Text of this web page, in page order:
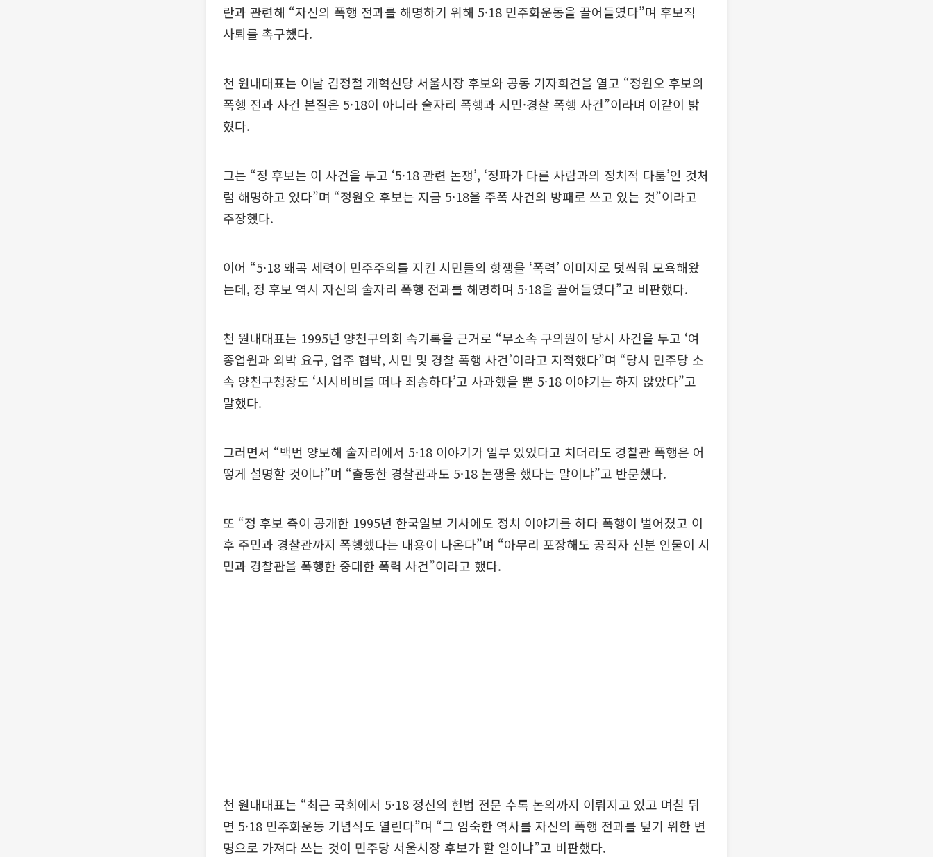
란과 관련해 “자신의 폭행 전과를 해명하기 위해 5·18 민주화운동을 끌어들였다”며 후보직
사퇴를 촉구했다.
천 원내대표는 이날 김정철 개혁신당 서울시장 후보와 공동 기자회견을 열고 “정원오 후보의
폭행 전과 사건 본질은 5·18이 아니라 술자리 폭행과 시민·경찰 폭행 사건”이라며 이같이 밝
혔다.
그는 “정 후보는 이 사건을 두고 ‘5·18 관련 논쟁’, ‘정파가 다른 사람과의 정치적 다툼’인 것처
럼 해명하고 있다”며 “정원오 후보는 지금 5·18을 주폭 사건의 방패로 쓰고 있는 것”이라고
주장했다.
이어 “5·18 왜곡 세력이 민주주의를 지킨 시민들의 항쟁을 ‘폭력’ 이미지로 덧씌워 모욕해왔
는데, 정 후보 역시 자신의 술자리 폭행 전과를 해명하며 5·18을 끌어들였다”고 비판했다.
천 원내대표는 1995년 양천구의회 속기록을 근거로 “무소속 구의원이 당시 사건을 두고 ‘여
종업원과 외박 요구, 업주 협박, 시민 및 경찰 폭행 사건’이라고 지적했다”며 “당시 민주당 소
속 양천구청장도 ‘시시비비를 떠나 죄송하다’고 사과했을 뿐 5·18 이야기는 하지 않았다”고
말했다.
그러면서 “백번 양보해 술자리에서 5·18 이야기가 일부 있었다고 치더라도 경찰관 폭행은 어
떻게 설명할 것이냐”며 “출동한 경찰관과도 5·18 논쟁을 했다는 말이냐”고 반문했다.
또 “정 후보 측이 공개한 1995년 한국일보 기사에도 정치 이야기를 하다 폭행이 벌어졌고 이
후 주민과 경찰관까지 폭행했다는 내용이 나온다”며 “아무리 포장해도 공직자 신분 인물이 시
민과 경찰관을 폭행한 중대한 폭력 사건”이라고 했다.
천 원내대표는 “최근 국회에서 5·18 정신의 헌법 전문 수록 논의까지 이뤄지고 있고 며칠 뒤
면 5·18 민주화운동 기념식도 열린다”며 “그 엄숙한 역사를 자신의 폭행 전과를 덮기 위한 변
명으로 가져다 쓰는 것이 민주당 서울시장 후보가 할 일이냐”고 비판했다.